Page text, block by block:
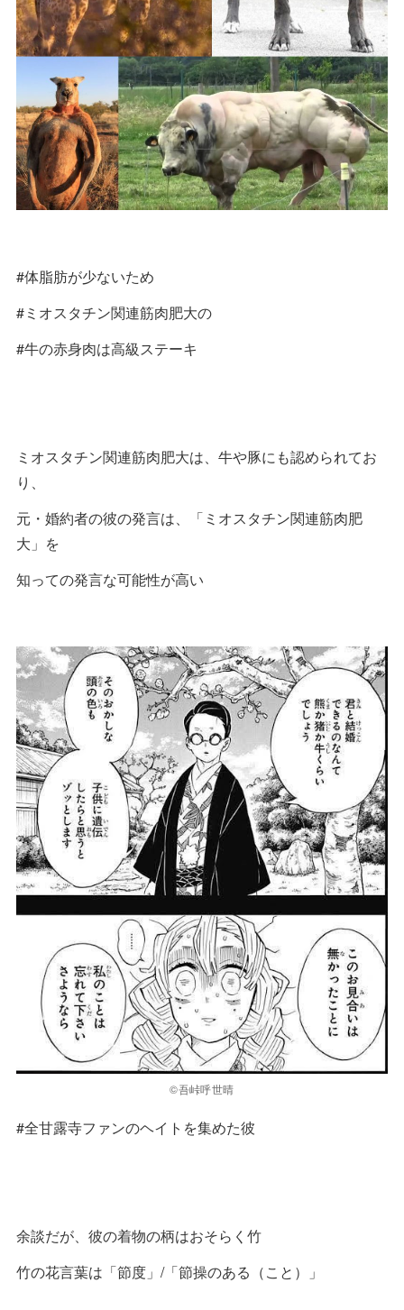
#体脂肪が少ないため
#ミオスタチン関連筋肉肥大の
#牛の赤身肉は高級ステーキ
ミオスタチン関連筋肉肥大は、牛や豚にも認められてお
り、
元・婚約者の彼の発言は、「ミオスタチン関連筋肉肥
大」を
知っての発言な可能性が高い
©吾峠呼世晴
#全甘露寺ファンのヘイトを集めた彼
余談だが、彼の着物の柄はおそらく竹
竹の花言葉は「節度」/「節操のある（こと）」